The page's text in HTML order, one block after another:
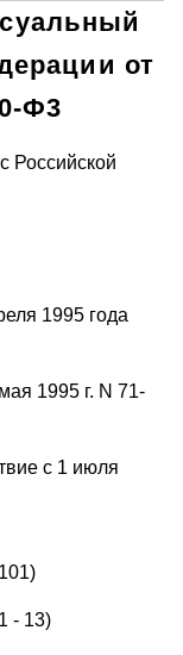
от
Ф3
Российской
1995 года
1995 г. N 71-
с 1 июля
- 13)